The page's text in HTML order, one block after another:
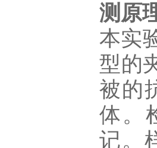
测原
本实
型的
被的
体。
记。